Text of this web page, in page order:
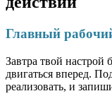
Главный
Завтра твой настрой
двигаться вперед.
реализовать, и